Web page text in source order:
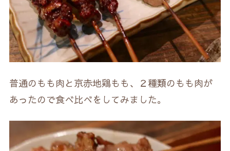
普通のもも肉と京赤地鶏もも、２種類のもも肉が
あったので食べ比べをしてみました。